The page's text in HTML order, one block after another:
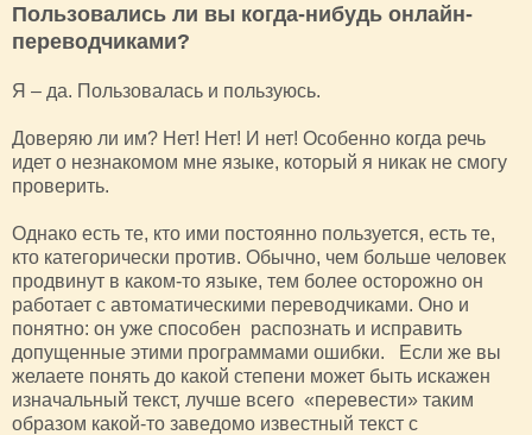
Пользовались ли вы когда-нибудь онлайн-
переводчиками?
Я – да. Пользовалась и пользуюсь.
Доверяю ли им? Нет! Нет! И нет! Особенно когда речь
идет о незнакомом мне языке, который я никак не смогу
проверить.
Однако есть те, кто ими постоянно пользуется, есть те,
кто категорически против. Обычно, чем больше человек
продвинут в каком-то языке, тем более осторожно он
работает с автоматическими переводчиками. Оно и
понятно: он уже способен распознать и исправить
допущенные этими программами ошибки. Если же вы
желаете понять до какой степени может быть искажен
изначальный текст, лучше всего «перевести» таким
образом какой-то заведомо известный текст с